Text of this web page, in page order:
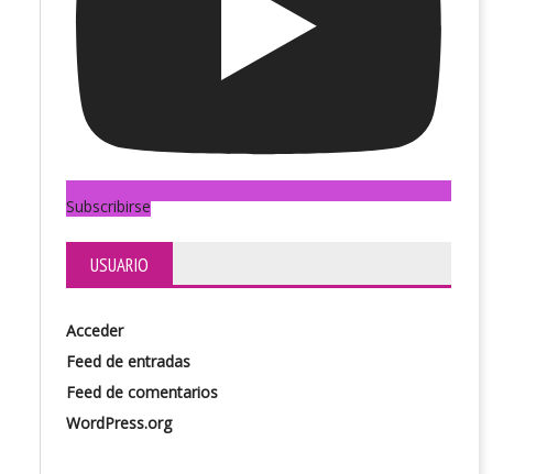
Subscribirse
USUARIO
Acceder
Feed de entradas
Feed de comentarios
WordPress.org